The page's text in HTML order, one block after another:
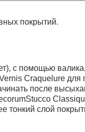
покрытий.
с помощью
Craquelure для
после
слой